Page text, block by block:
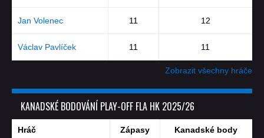
Jan Volenec 11 12
Václav Pavlíček 11 11
Zobrazit všechny hráče
KANADSKÉ BODOVÁNÍ PLAY-OFF FLA HK 2025/26
Hráč Zápasy Kanadské body